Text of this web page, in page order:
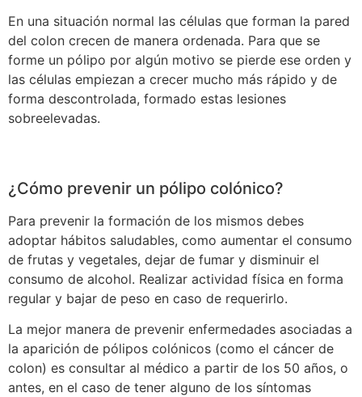
En una situación normal las células que forman la pared
del colon crecen de manera ordenada. Para que se
forme un pólipo por algún motivo se pierde ese orden y
las células empiezan a crecer mucho más rápido y de
forma descontrolada, formado estas lesiones
sobreelevadas.
¿Cómo prevenir un pólipo colónico?
Para prevenir la formación de los mismos debes
adoptar hábitos saludables, como aumentar el consumo
de frutas y vegetales, dejar de fumar y disminuir el
consumo de alcohol. Realizar actividad física en forma
regular y bajar de peso en caso de requerirlo.
La mejor manera de prevenir enfermedades asociadas a
la aparición de pólipos colónicos (como el cáncer de
colon) es consultar al médico a partir de los 50 años, o
antes, en el caso de tener alguno de los síntomas